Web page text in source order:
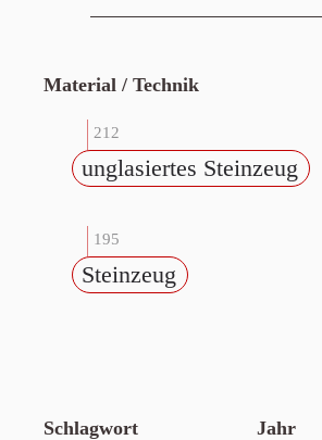
Material / Technik
212
unglasiertes Steinzeug
195
Steinzeug
Schlagwort Jahr